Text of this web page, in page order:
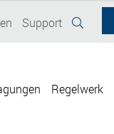
Support
Regelwerk